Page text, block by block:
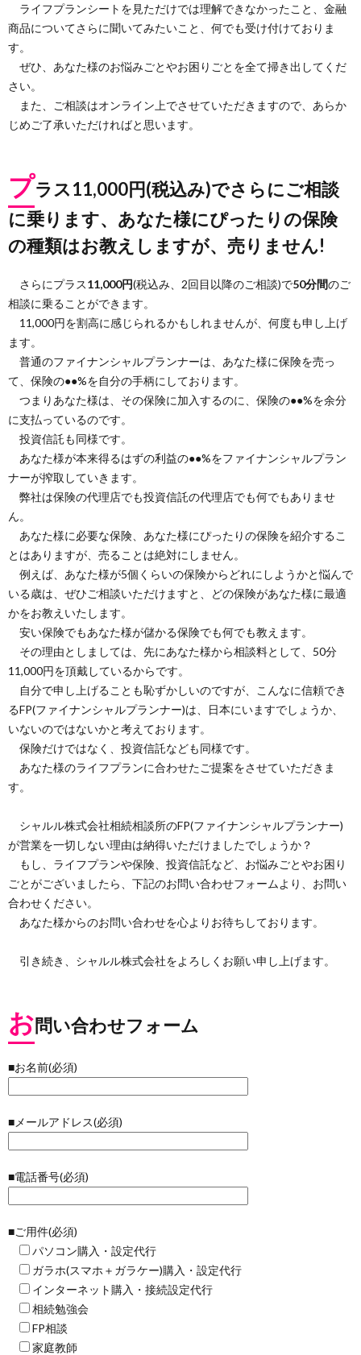
ライフプランシートを見ただけでは理解できなかったこと、金融
商品についてさらに聞いてみたいこと、何でも受け付けておりま
す。
ぜひ、あなた様のお悩みごとやお困りごとを全て掃き出してくだ
さい。
また、ご相談はオンライン上でさせていただきますので、あらか
じめご了承いただければと思います。
プラス11,000円(税込み)でさらにご相談
に乗ります、あなた様にぴったりの保険
の種類はお教えしますが、売りません!
さらにプラス11,000円(税込み、2回目以降のご相談)で50分間のご
相談に乗ることができます。
11,000円を割高に感じられるかもしれませんが、何度も申し上げ
ます。
普通のファイナンシャルプランナーは、あなた様に保険を売っ
て、保険の●●%を自分の手柄にしております。
つまりあなた様は、その保険に加入するのに、保険の●●%を余分
に支払っているのです。
投資信託も同様です。
あなた様が本来得るはずの利益の●●%をファイナンシャルプラン
ナーが搾取していきます。
弊社は保険の代理店でも投資信託の代理店でも何でもありませ
ん。
あなた様に必要な保険、あなた様にぴったりの保険を紹介するこ
とはありますが、売ることは絶対にしません。
例えば、あなた様が5個くらいの保険からどれにしようかと悩んで
いる歳は、ぜひご相談いただけますと、どの保険があなた様に最適
かをお教えいたします。
安い保険でもあなた様が儲かる保険でも何でも教えます。
その理由としましては、先にあなた様から相談料として、50分
11,000円を頂戴しているからです。
自分で申し上げることも恥ずかしいのですが、こんなに信頼でき
るFP(ファイナンシャルプランナー)は、日本にいますでしょうか、
いないのではないかと考えております。
保険だけではなく、投資信託なども同様です。
あなた様のライフプランに合わせたご提案をさせていただきま
す。
シャルル株式会社相続相談所のFP(ファイナンシャルプランナー)
が営業を一切しない理由は納得いただけましたでしょうか？
もし、ライフプランや保険、投資信託など、お悩みごとやお困り
ごとがございましたら、下記のお問い合わせフォームより、お問い
合わせください。
あなた様からのお問い合わせを心よりお待ちしております。
引き続き、シャルル株式会社をよろしくお願い申し上げます。
お問い合わせフォーム
■お名前(必須)
■メールアドレス(必須)
■電話番号(必須)
■ご用件(必須)
パソコン購入・設定代行
ガラホ(スマホ＋ガラケー)購入・設定代行
インターネット購入・接続設定代行
相続勉強会
FP相談
家庭教師